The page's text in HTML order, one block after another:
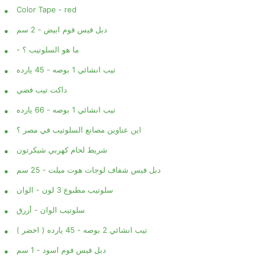
Color Tape - red
دبل فيس فوم ابيض - 2 سم
- ما هو السلوتيب ؟
تيب انشائي 1 بوصه - 45 يارده
داكت تيب فضي
تيب انشائي 1 بوصه - 66 يارده
اين عناوين مصانع السلوتيب في مصر ؟
شريط لحام كهربي شيكرتون
دبل فيس شفاف لوجات هوت ميلت - 25 سم
سلوتيب مطبوع 3 لون - الوان
سلوتيب الوان - أزرق
تيب انشائي 2 بوصه - 45 يارده ( اخضر )
دبل فيس فوم اسود - 1 سم